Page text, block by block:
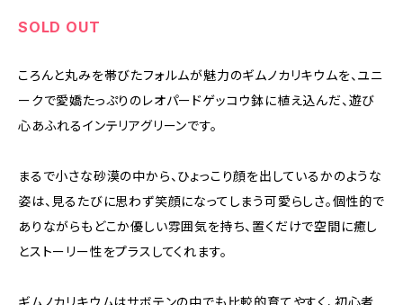
SOLD OUT
ころんと丸みを帯びたフォルムが魅力のギムノカリキウムを、ユニ
ークで愛嬌たっぷりのレオパードゲッコウ鉢に植え込んだ、遊び
心あふれるインテリアグリーンです。
まるで小さな砂漠の中から、ひょっこり顔を出しているかのような
姿は、見るたびに思わず笑顔になってしまう可愛らしさ。個性的で
ありながらもどこか優しい雰囲気を持ち、置くだけで空間に癒し
とストーリー性をプラスしてくれます。
ギムノカリキウムはサボテンの中でも比較的育てやすく、初心者